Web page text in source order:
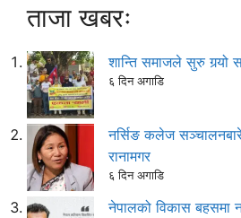
ताजा खबरः
शान्ति समाजले सुरु गर्‍यो
६ दिन अगाडि
नर्सिङ कलेज
रानामगर
६ दिन अगाडि
नेपालको विकास बहसमा